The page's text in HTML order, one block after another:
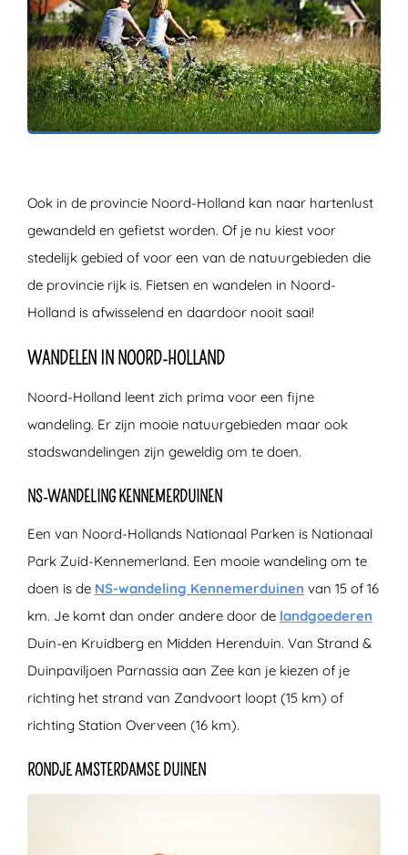
ZOEKEN
Ook in de provincie Noord-Holland kan naar hartenlust
gewandeld en gefietst worden. Of je nu kiest voor
stedelijk gebied of voor een van de natuurgebieden die
de provincie rijk is. Fietsen en wandelen in Noord-
Holland is afwisselend en daardoor nooit saai!
WANDELEN IN NOORD-HOLLAND
Noord-Holland leent zich prima voor een fijne
wandeling. Er zijn mooie natuurgebieden maar ook
stadswandelingen zijn geweldig om te doen.
NS-WANDELING KENNEMERDUINEN
Een van Noord-Hollands Nationaal Parken is Nationaal
Park Zuid-Kennemerland. Een mooie wandeling om te
doen is de NS-wandeling Kennemerduinen van 15 of 16
km. Je komt dan onder andere door de landgoederen
Duin-en Kruidberg en Midden Herenduin. Van Strand &
Duinpaviljoen Parnassia aan Zee kan je kiezen of je
richting het strand van Zandvoort loopt (15 km) of
richting Station Overveen (16 km).
RONDJE AMSTERDAMSE DUINEN